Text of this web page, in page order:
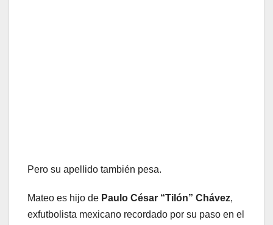
Pero su apellido también pesa.
Mateo es hijo de Paulo César “Tilón” Chávez,
exfutbolista mexicano recordado por su paso en el